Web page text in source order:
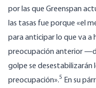
por las que Greenspan
las tasas fue porque «el
para anticipar lo que va a
preocupación anterior
golpe se desestabilizarán
preocupación».5 En su